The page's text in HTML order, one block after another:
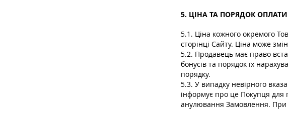
5. ЦІНА ТА ПОРЯДОК
5.1. Ціна кожного окремого
сторінці Сайту. Ціна може
5.2. Продавець має право
бонусів та порядок їх
порядку.
5.3. У випадку невірного
інформує про це Покупця для
анулювання Замовлення. При